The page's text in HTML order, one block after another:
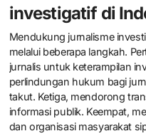
jurnalis yang mengikuti
peningkatan signifikan dalam
yang berkelanjutan
dengan perkembangan
pendidikan dan pelatihan
meningkatkan kualitas
Apa langkah-